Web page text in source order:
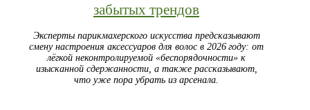
забытых трендов
Эксперты парикмахерского искусства предсказывают
смену настроения аксессуаров для волос в 2026 году: от
лёгкой неконтролируемой «беспорядочности» к
изысканной сдержанности, а также рассказывают,
что уже пора убрать из арсенала.